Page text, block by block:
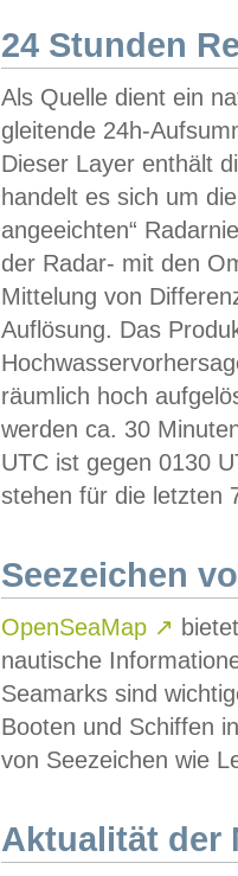
24 Stunden
Als Quelle dient ein
gleitende 24h-
Dieser Layer enthält
handelt es sich um
angeeichten“
der Radar- mit den
Mittelung von
Auflösung. Das
räumlich hoch
werden ca. 30
UTC ist gegen 0130
stehen für die letzten
Seezeichen
OpenSeaMap ↗
nautische
Seamarks sind
Booten und Schiffen
von Seezeichen wie
Aktualität der